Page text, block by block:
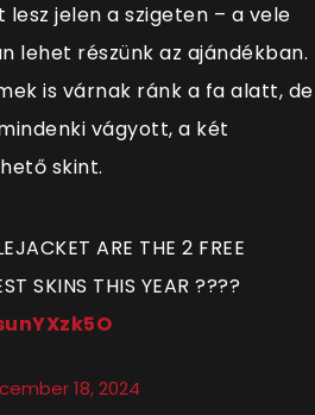
lesz jelen a szigeten – a vele
lehet részünk az ajándékban.
is várnak ránk a fa alatt, de
vágyott, a két
skint.
ARE THE 2 FREE
SKINS THIS YEAR ????
18, 2024